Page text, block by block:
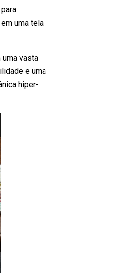
em uma tela
uma vasta
e uma
hiper-